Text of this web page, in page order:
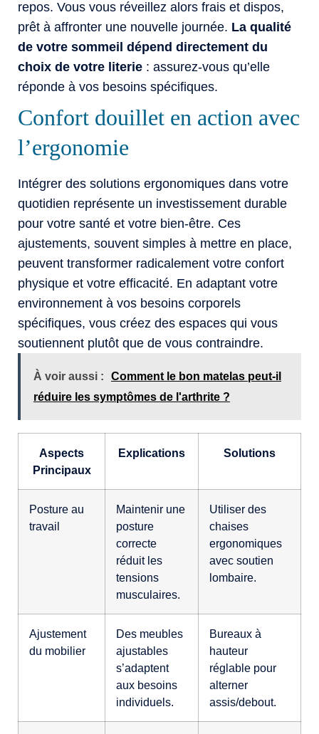
repos. Vous vous réveillez alors frais et dispos,
prêt à affronter une nouvelle journée. La qualité
de votre sommeil dépend directement du
choix de votre literie : assurez-vous qu’elle
réponde à vos besoins spécifiques.
Confort douillet en action avec
l’ergonomie
Intégrer des solutions ergonomiques dans votre
quotidien représente un investissement durable
pour votre santé et votre bien-être. Ces
ajustements, souvent simples à mettre en place,
peuvent transformer radicalement votre confort
physique et votre efficacité. En adaptant votre
environnement à vos besoins corporels
spécifiques, vous créez des espaces qui vous
soutiennent plutôt que de vous contraindre.
À voir aussi :
Comment le bon matelas peut-il
réduire les symptômes de l'arthrite ?
Aspects
Principaux
Explications Solutions
Posture au
travail
Maintenir une
posture
correcte
réduit les
tensions
musculaires.
Utiliser des
chaises
ergonomiques
avec soutien
lombaire.
Ajustement
du mobilier
Des meubles
ajustables
s’adaptent
aux besoins
individuels.
Bureaux à
hauteur
réglable pour
alterner
assis/debout.